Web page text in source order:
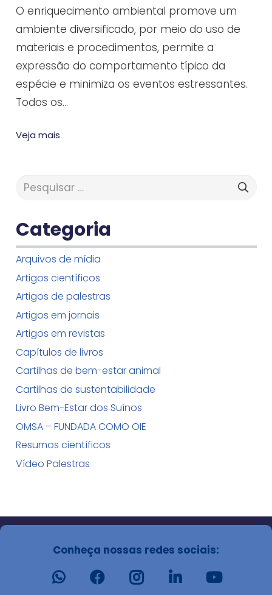
O enriquecimento ambiental promove um
ambiente diversificado, por meio do uso de
materiais e procedimentos, permite a
expressão do comportamento típico da
espécie e minimiza os eventos estressantes.
Todos os…
Veja mais
Pesquisar
Categoria
Arquivos de mídia
Artigos científicos
Artigos de palestras
Artigos em jornais
Artigos em revistas
Capítulos de livros
Cartilhas de bem-estar animal
Cartilhas de sustentabilidade
Livro Bem-Estar dos Suínos
OMSA – FUNDADA COMO OIE
Resumos científicos
Vídeo Palestras
Conheça nossas redes sociais: